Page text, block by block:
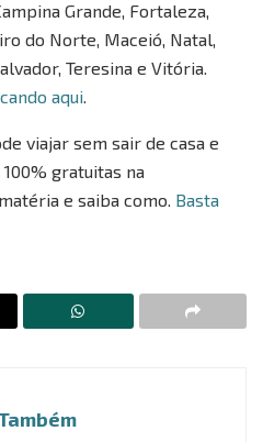
Grande, Fortaleza,
do Norte, Maceió, Natal,
Teresina e Vitória.
aqui.
viajar sem sair de casa e
gratuitas na
e saiba como. Basta